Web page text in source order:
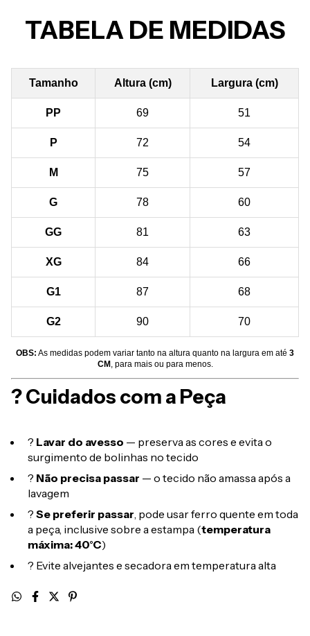
TABELA DE MEDIDAS
Tamanho Altura (cm) Largura (cm)
PP 69 51
P 72 54
M 75 57
G 78 60
GG 81 63
XG 84 66
G1 87 68
G2 90 70
OBS: As medidas podem variar tanto na altura quanto na largura em até 3
CM , para mais ou para menos.
? Cuidados com a Peça
? Lavar do avesso — preserva as cores e evita o
surgimento de bolinhas no tecido
? Não precisa passar — o tecido não amassa após a
lavagem
? Se preferir passar, pode usar ferro quente em toda
a peça, inclusive sobre a estampa (temperatura
máxima: 40°C)
? Evite alvejantes e secadora em temperatura alta